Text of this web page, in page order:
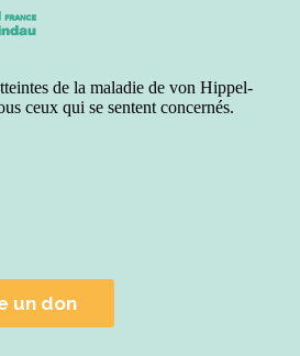
de la maladie de von Hippel-
ceux qui se sentent concernés.
un don